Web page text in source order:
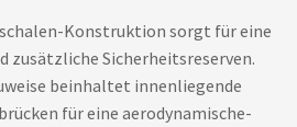
Konstruktion sorgt für eine
zusätzliche Sicherheitsreserven.
beinhaltet innenliegende
für eine aerodynamische-